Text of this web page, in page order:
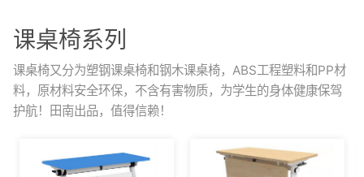
课桌椅系列
课桌椅又分为塑钢课桌椅和钢木课桌椅，ABS工程塑料和PP材
料，原材料安全环保，不含有害物质，为学生的身体健康保驾
护航！田南出品，值得信赖！